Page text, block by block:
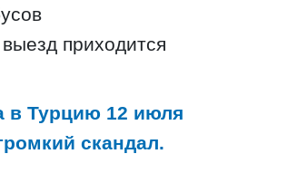
приходится
в Турцию 12 июля
скандал.